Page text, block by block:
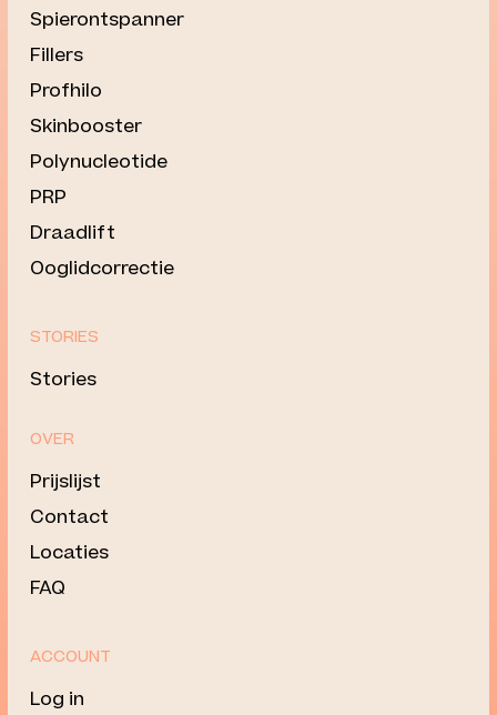
Spierontspanner
Fillers
Profhilo
Skinbooster
Polynucleotide
PRP
Draadlift
Ooglidcorrectie
STORIES
Stories
OVER
Prijslijst
Contact
Locaties
FAQ
ACCOUNT
Log in